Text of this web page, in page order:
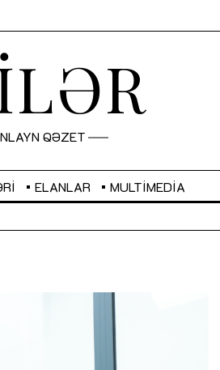
QƏZET
ELANLAR MULTIMEDIA
“Düzgün kommunikasiyanın arxasında
real iş və sistemli fəaliyyət dayanır”